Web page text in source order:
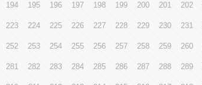
194 195 196 197 198 199 200 201 202
223 224 225 226 227 228 229 230 231
252 253 254 255 256 257 258 259 260
281 282 283 284 285 286 287 288 289